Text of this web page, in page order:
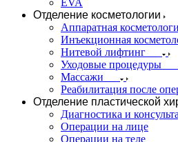
EVA
Отделение косметологии
Аппаратная
Инъекционная
Нитевой лифтинг
Уходовые процедуры
Массажи
Реабилитация после
Отделение пластической
Диагностика и
Операции на лице
Операции на теле